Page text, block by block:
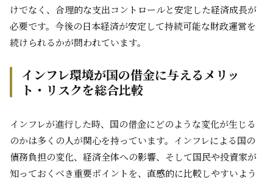
けでなく、合理的な支出コントロールと安定した経済成長が
必要です。今後の日本経済が安定して持続可能な財政運営を
続けられるかが問われています。
インフレ環境が国の借金に与えるメリッ
ト・リスクを総合比較
インフレが進行した時、国の借金にどのような変化が生じる
のかは多くの人が関心を持っています。インフレによる国の
債務負担の変化、経済全体への影響、そして国民や投資家が
知っておくべき重要ポイントを、直感的に比較しやすいよう